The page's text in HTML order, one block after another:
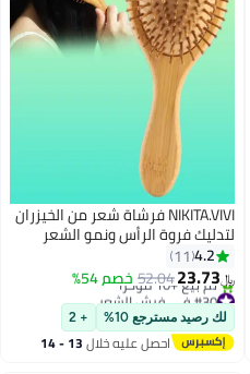
NIKITA.VIVI فرشاة شعر من الخيزران
لتدليك فروة الرأس ونمو الشعر
مضادة للتجاعيد وخالية من الكهرباء
الساكنة لفرشاة الشعر السميكة
والرقيقة والمجعدة والجافة فرشاة
خشبية لفك تشابك الشعر للنساء
والرجال والأطفال فرشاة فك التشابك
المسطحة
4.2
11
﷼‏23.73
52.04خصم 54%
#30 في فرش الشعر
أقل سعر في 30 يوم
تم بيع +10 مؤخرًا
#30 في فرش الشعر
لك رصيد مسترجع 10% + 2
احصل عليه خلال 13 - 14
اغسطس